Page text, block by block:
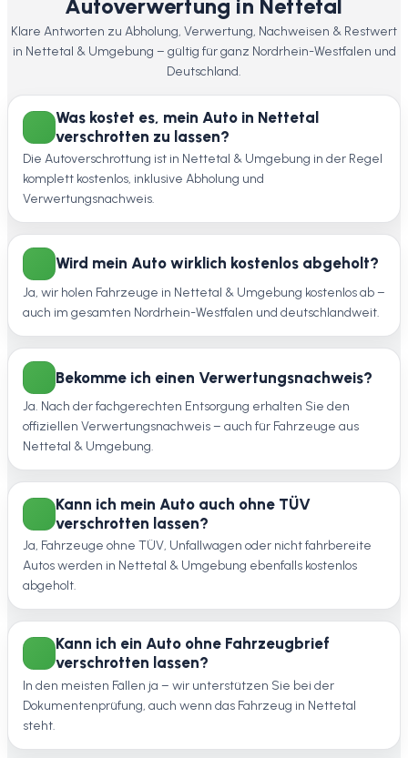
Autoverwertung in Nettetal
Klare Antworten zu Abholung, Verwertung, Nachweisen & Restwert
in Nettetal & Umgebung – gültig für ganz Nordrhein-Westfalen und
Deutschland.
Was kostet es, mein Auto in Nettetal
verschrotten zu lassen?
Die Autoverschrottung ist in Nettetal & Umgebung in der Regel
komplett kostenlos, inklusive Abholung und
Verwertungsnachweis.
Wird mein Auto wirklich kostenlos abgeholt?
Ja, wir holen Fahrzeuge in Nettetal & Umgebung kostenlos ab –
auch im gesamten Nordrhein-Westfalen und deutschlandweit.
Bekomme ich einen Verwertungsnachweis?
Ja. Nach der fachgerechten Entsorgung erhalten Sie den
offiziellen Verwertungsnachweis – auch für Fahrzeuge aus
Nettetal & Umgebung.
Kann ich mein Auto auch ohne TÜV
verschrotten lassen?
Ja, Fahrzeuge ohne TÜV, Unfallwagen oder nicht fahrbereite
Autos werden in Nettetal & Umgebung ebenfalls kostenlos
abgeholt.
Kann ich ein Auto ohne Fahrzeugbrief
verschrotten lassen?
In den meisten Fällen ja – wir unterstützen Sie bei der
Dokumentenprüfung, auch wenn das Fahrzeug in Nettetal
steht.